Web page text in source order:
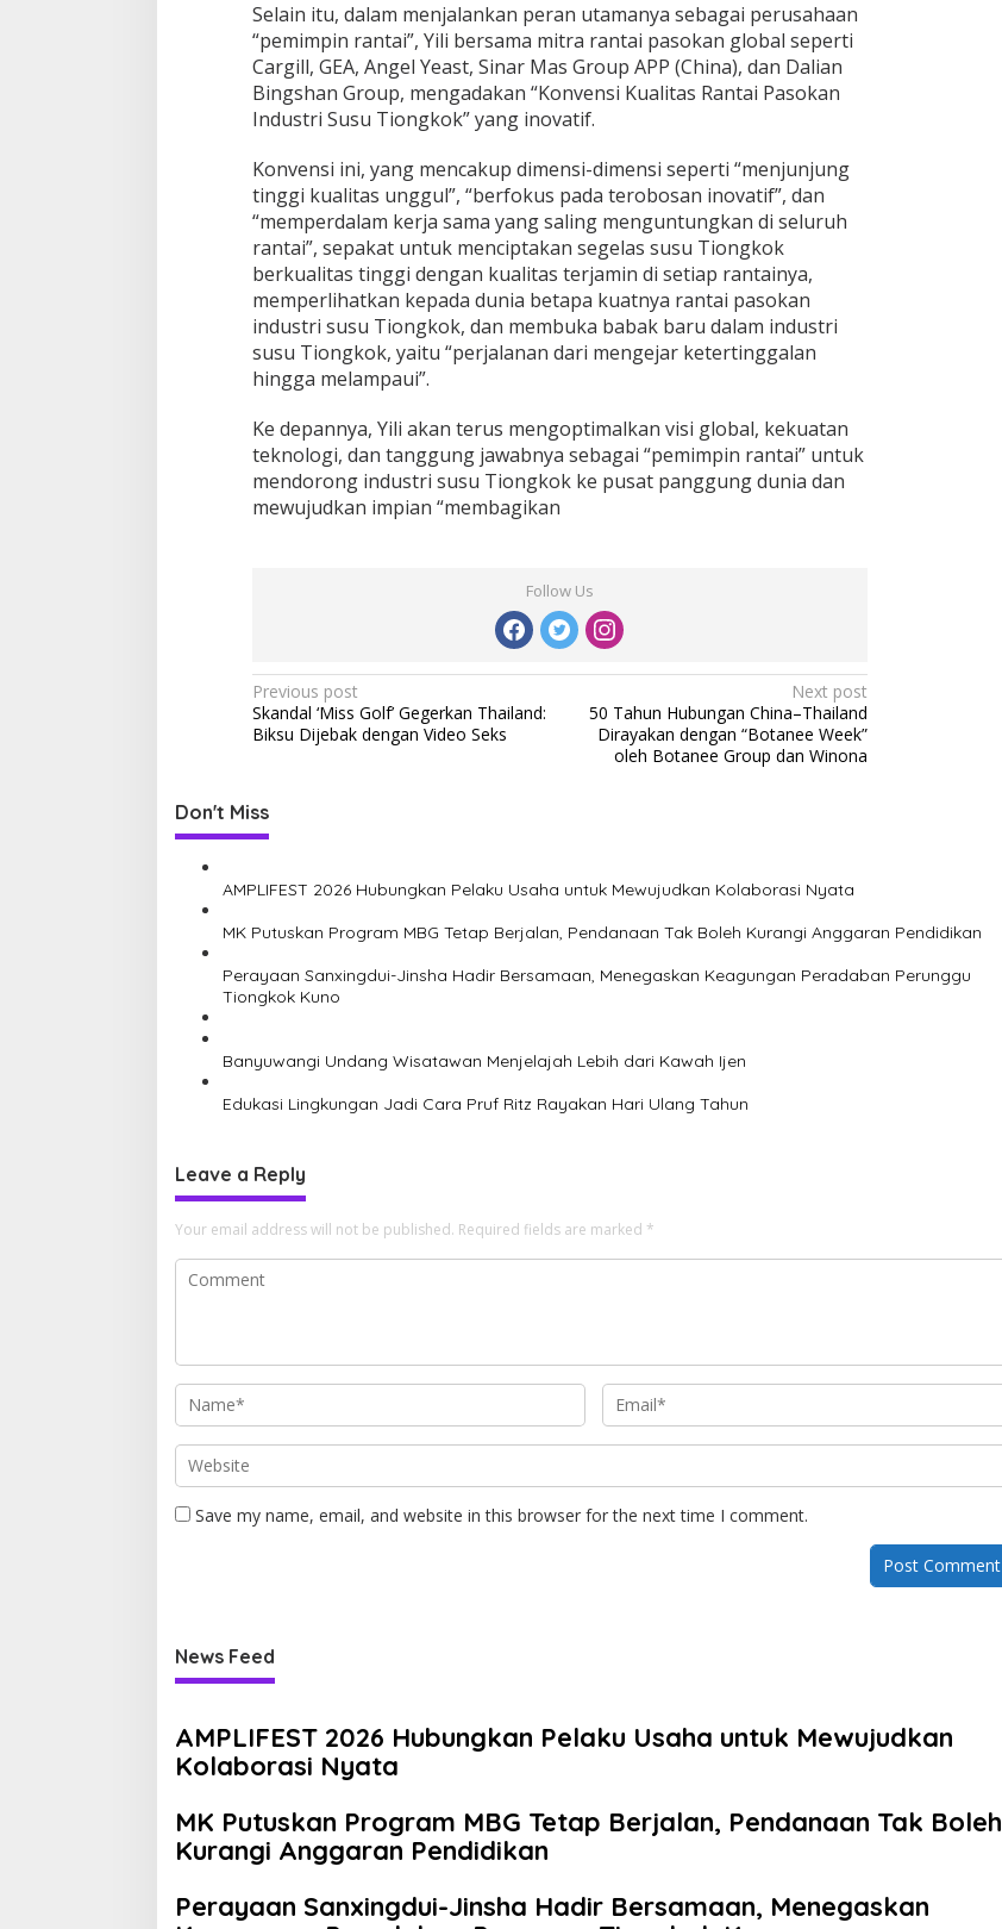
i
l
i
d
i
C
a
n
E
x
p
o
k
e
-
3
Selain itu, dalam menjalankan peran utamanya sebagai perusahaan
“pemimpin rantai”, Yili bersama mitra rantai pasokan global seperti
Cargill, GEA, Angel Yeast, Sinar Mas Group APP (China), dan Dalian
Bingshan Group, mengadakan “Konvensi Kualitas Rantai Pasokan
Industri Susu Tiongkok” yang inovatif.
Konvensi ini, yang mencakup dimensi-dimensi seperti “menjunjung
tinggi kualitas unggul”, “berfokus pada terobosan inovatif”, dan
“memperdalam kerja sama yang saling menguntungkan di seluruh
rantai”, sepakat untuk menciptakan segelas susu Tiongkok
berkualitas tinggi dengan kualitas terjamin di setiap rantainya,
memperlihatkan kepada dunia betapa kuatnya rantai pasokan
industri susu Tiongkok, dan membuka babak baru dalam industri
susu Tiongkok, yaitu “perjalanan dari mengejar ketertinggalan
hingga melampaui”.
Ke depannya, Yili akan terus mengoptimalkan visi global, kekuatan
teknologi, dan tanggung jawabnya sebagai “pemimpin rantai” untuk
mendorong industri susu Tiongkok ke pusat panggung dunia dan
mewujudkan impian “membagikan
Follow Us
P
o
n
v
i
g
a
i
o
Previous post
Skandal ‘Miss Golf’ Gegerkan Thailand:
Biksu Dijebak dengan Video Seks
Next post
50 Tahun Hubungan China–Thailand
Dirayakan dengan “Botanee Week”
oleh Botanee Group dan Winona
Don't Miss
AMPLIFEST 2026 Hubungkan Pelaku Usaha untuk Mewujudkan Kolaborasi Nyata
MK Putuskan Program MBG Tetap Berjalan, Pendanaan Tak Boleh Kurangi Anggaran Pendidikan
Perayaan Sanxingdui-Jinsha Hadir Bersamaan, Menegaskan Keagungan Peradaban Perunggu
Tiongkok Kuno
Banyuwangi Undang Wisatawan Menjelajah Lebih dari Kawah Ijen
Edukasi Lingkungan Jadi Cara Pruf Ritz Rayakan Hari Ulang Tahun
Leave a Reply
Your email address will not be published. Required fields are marked *
Save my name, email, and website in this browser for the next time I comment.
News Feed
AMPLIFEST 2026 Hubungkan Pelaku Usaha untuk Mewujudkan
Kolaborasi Nyata
MK Putuskan Program MBG Tetap Berjalan, Pendanaan Tak Boleh
Kurangi Anggaran Pendidikan
Perayaan Sanxingdui-Jinsha Hadir Bersamaan, Menegaskan